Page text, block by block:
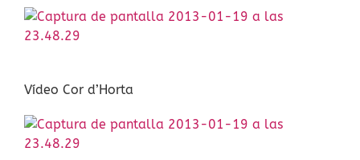
Vídeo Cor d’Horta